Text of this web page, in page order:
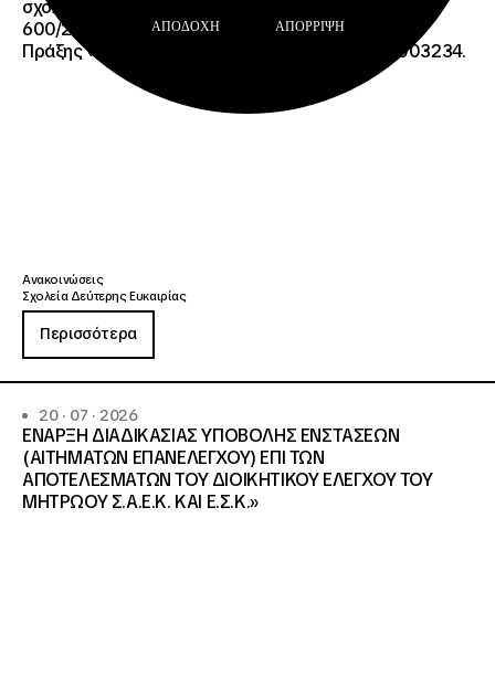
σχολική περίοδο 2026-2027 της ΑΠ
600/2355/13042/08-05-2026 πρόσκλησης, της
Πράξης «Σχολεία Δεύτερης Ευκαιρίας», ΟΠΣ 6003234.
Ανακοινώσεις
Σχολεία Δεύτερης Ευκαιρίας
Περισσότερα
20 · 07 · 2026
ΕΝΑΡΞΗ ΔΙΑΔΙΚΑΣΙΑΣ ΥΠΟΒΟΛΗΣ ΕΝΣΤΑΣΕΩΝ
(ΑΙΤΗΜΑΤΩΝ ΕΠΑΝΕΛΕΓΧΟΥ) ΕΠΙ ΤΩΝ
ΑΠΟΤΕΛΕΣΜΑΤΩΝ ΤΟΥ ΔΙΟΙΚΗΤΙΚΟΥ ΕΛΕΓΧΟΥ ΤΟΥ
ΜΗΤΡΩΟΥ Σ.Α.Ε.Κ. ΚΑΙ Ε.Σ.Κ.»
ΑΠΟΔΟΧΉ ΑΠΌΡΡΙΨΗ